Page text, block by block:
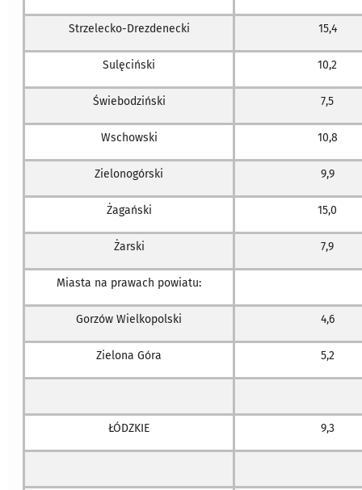
Strzelecko-Drezdenecki 15,4
Sulęciński 10,2
Świebodziński 7,5
Wschowski 10,8
Zielonogórski 9,9
Żagański 15,0
Żarski 7,9
Miasta na prawach powiatu:
Gorzów Wielkopolski 4,6
Zielona Góra 5,2
ŁÓDZKIE 9,3